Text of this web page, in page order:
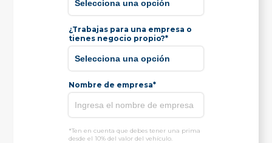
¿Trabajas para una empresa o
tienes negocio propio?*
Nombre de empresa*
*Ten en cuenta que debes tener una prima
desde el 10% del valor del vehículo.